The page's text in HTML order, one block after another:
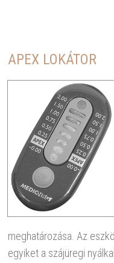
APEX LOKÁTOR
meghatározása. Az
egyiket a szájüregi